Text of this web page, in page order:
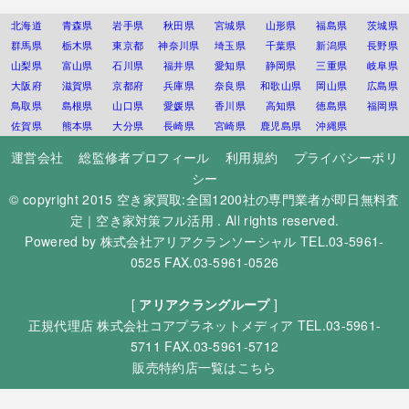
北海道 青森県 岩手県 秋田県 宮城県 山形県 福島県
茨城県
群馬県
栃木県 東京都 神奈川県 埼玉県 千葉県 新潟県
長野県
山梨県
富山県 石川県 福井県 愛知県 静岡県 三重県
岐阜県
大阪府
滋賀県 京都府 兵庫県 奈良県 和歌山県 岡山県
広島県
鳥取県
島根県 山口県 愛媛県 香川県 高知県 徳島県
福岡県
佐賀県
熊本県 大分県 長崎県 宮崎県 鹿児島県 沖縄県
運営会社 総監修者プロフィール 利用規約
プライバシーポリ
シー
© copyright 2015 空き家買取:全国1200社の専門業者が即日無料査
定｜空き家対策フル活用 . All rights reserved.
Powered by 株式会社アリアクランソーシャル TEL.03-5961-
0525 FAX.03-5961-0526
[ アリアクラングループ]
正規代理店株式会社コアプラネットメディア TEL.03-5961-
5711 FAX.03-5961-5712
販売特約店一覧はこちら